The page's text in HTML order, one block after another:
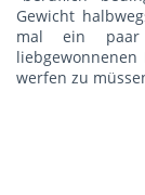
Gewicht
mal ein paar
werfen zu